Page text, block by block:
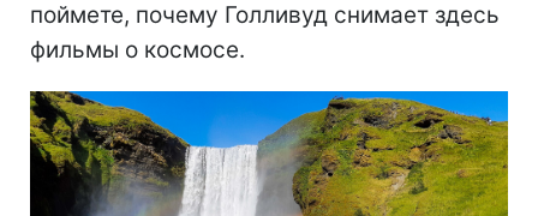
поймете, почему Голливуд снимает здесь
фильмы о космосе.